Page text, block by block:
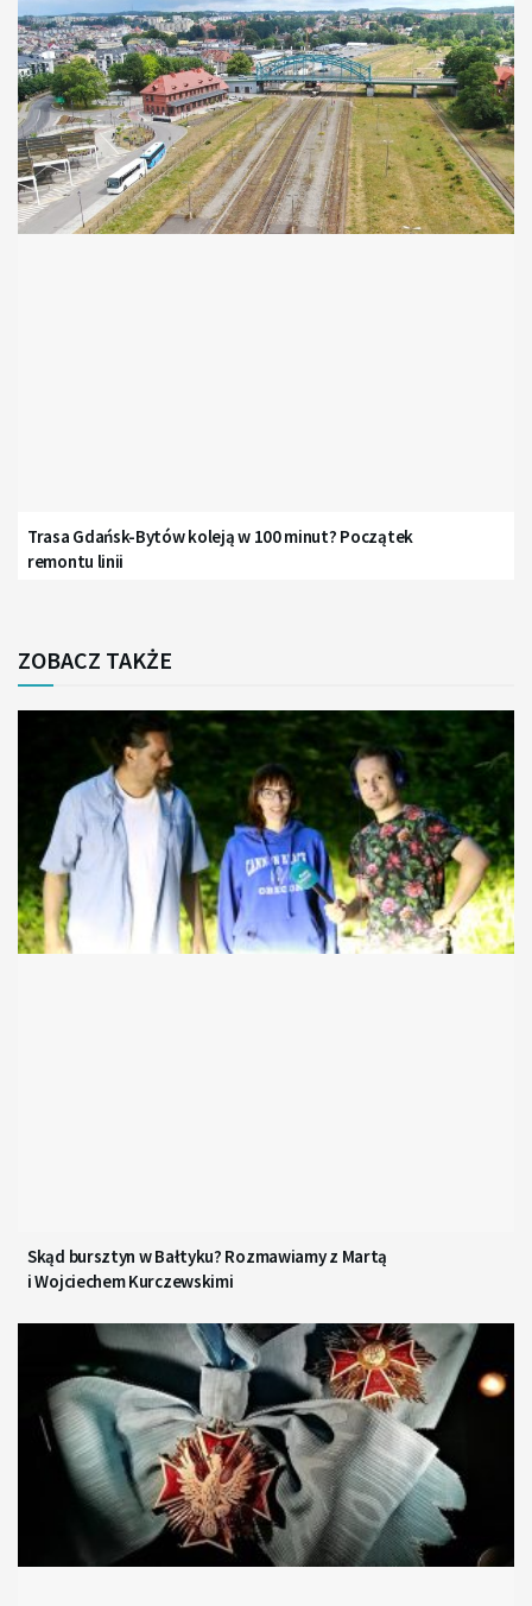
Trasa Gdańsk-Bytów koleją w 100 minut? Początek
remontu linii
ZOBACZ TAKŻE
Skąd bursztyn w Bałtyku? Rozmawiamy z Martą
i Wojciechem Kurczewskimi